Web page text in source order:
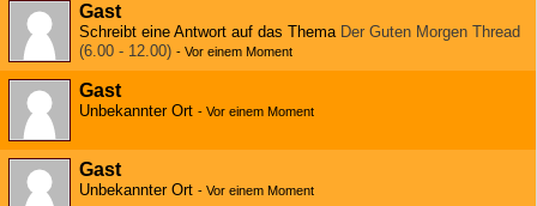
Gast
Schreibt eine Antwort auf das Thema Der Guten Morgen Thread
(6.00 - 12.00) - Vor einem Moment
Gast
Unbekannter Ort - Vor einem Moment
Gast
Unbekannter Ort - Vor einem Moment